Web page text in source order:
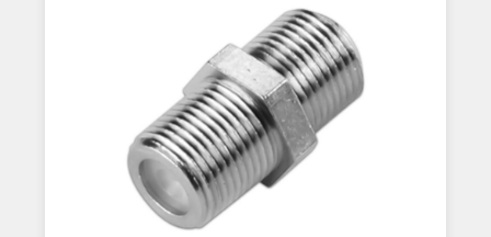
ClassA Qualität Lieferumfang 50x F-Stecker 7mm HQ
Gold Artikelzustand: Neuware mit Rechnung 2 Jahre